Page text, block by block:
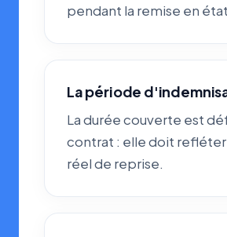
pendant la remise en
La période
La durée couverte est
contrat : elle doit
réel de reprise.